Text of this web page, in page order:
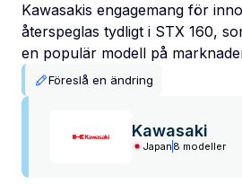
Kawasakis engagemang för
återspeglas tydligt i STX 160,
en populär modell på
Föreslå en ändring
Kawasaki
Japan 8 modeller